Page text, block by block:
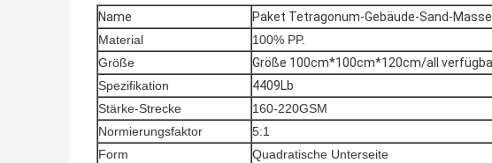
Name
Paket Tetragonum-Gebäude-Sand-
Material
100% PP.
Größe
Größe 100cm*100cm*120cm/all
Spezifikation
4409Lb
Stärke-Strecke
160-220GSM
Normierungsfaktor
5:1
Form
Quadratische Unterseite